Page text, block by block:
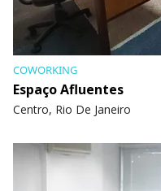
COWORKING
Espaço Afluentes
Centro, Rio De Janeiro